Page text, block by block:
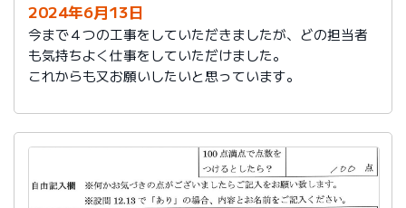
2024年6月13日
今まで４つの工事をしていただきましたが、どの担当者
も気持ちよく仕事をしていただけました。
これからも又お願いしたいと思っています。